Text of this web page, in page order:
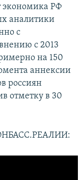
экономика РФ
аналитики
с
с 2013
на 150
аннексии
россиян
отметку в 30